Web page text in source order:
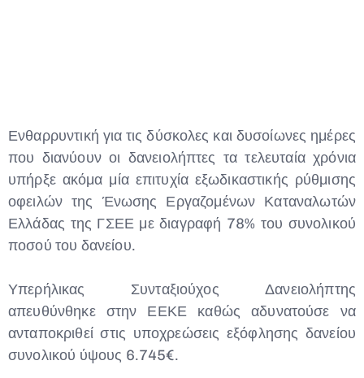
Ενθαρρυντική για τις δύσκολες και δυσοίωνες ημέρες
που διανύουν οι δανειολήπτες τα τελευταία χρόνια
υπήρξε ακόμα μία επιτυχία εξωδικαστικής ρύθμισης
οφειλών της Ένωσης Εργαζομένων Καταναλωτών
Ελλάδας της ΓΣΕΕ με διαγραφή 78% του συνολικού
ποσού του δανείου.
Υπερήλικας Συνταξιούχος Δανειολήπτης
απευθύνθηκε στην ΕΕΚΕ καθώς αδυνατούσε να
ανταποκριθεί στις υποχρεώσεις εξόφλησης δανείου
συνολικού ύψους 6.745€.